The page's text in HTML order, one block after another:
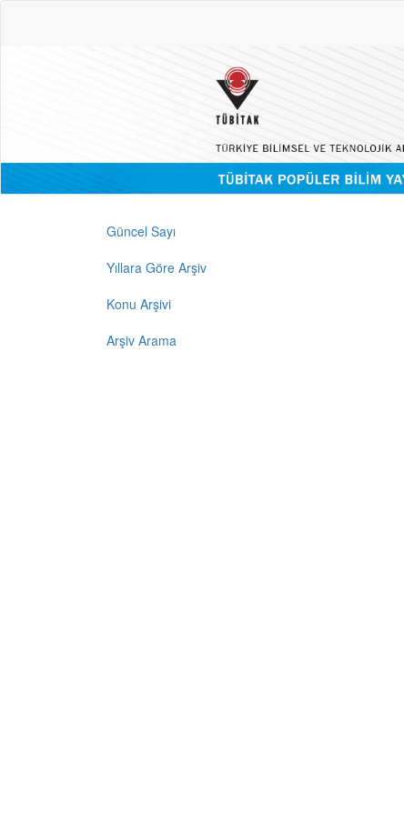
Güncel Sayı
Yıllara Göre Arşiv
Konu Arşivi
Arşiv Arama